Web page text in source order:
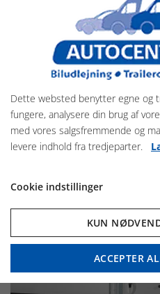
Traveller
4 islænder/pony
Dette websted benytter egne og
fungere, analysere din brug af
med vores salgsfremmende og
levere indhold fra tredjeparter.
Cookie indstillinger
KUN
ACCEPTER